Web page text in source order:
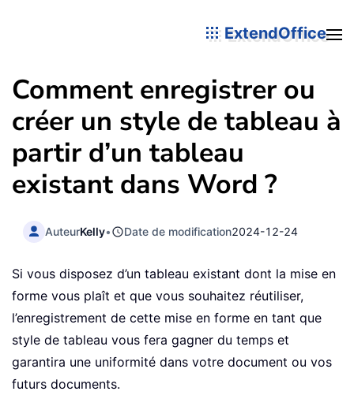
ExtendOffice
Comment enregistrer ou
créer un style de tableau à
partir d’un tableau
existant dans Word ?
AuteurKelly• Date de modification2024-12-24
Si vous disposez d’un tableau existant dont la mise en
forme vous plaît et que vous souhaitez réutiliser,
l’enregistrement de cette mise en forme en tant que
style de tableau vous fera gagner du temps et
garantira une uniformité dans votre document ou vos
futurs documents.